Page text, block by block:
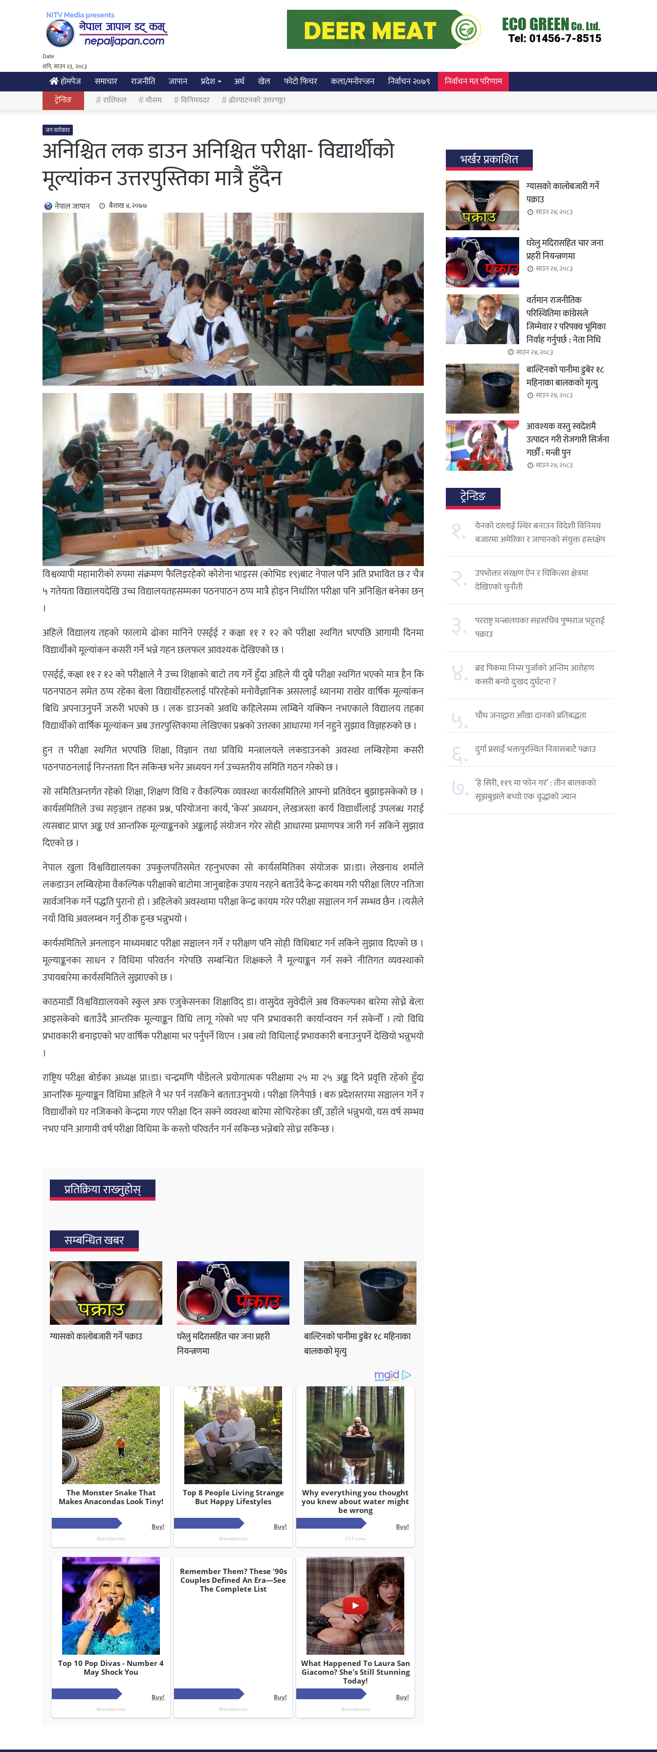
Date
शनि, साउन २३, २०८३
होमपेज समाचार राजनीति जापान प्रदेश अर्थ खेल फोटो फिचर कला/मनोरन्जन निर्वाचन २०७९ निर्वाचन मत परिणाम
ट्रेन्डिङ राशिफल मौसम विनिमयदर ढोरपाटनको उत्तरगङ्गा
जन सरोकार
अनिश्चित लक डाउन अनिश्चित परीक्षा- विद्यार्थीको
मूल्यांकन उत्तरपुस्तिका मात्रै हुँदैन
नेपाल जापान बैशाख ४, २०७७
विश्वव्यापी महामारीको रुपमा संक्रमण फैलिइरहेको कोरोना भाइरस (कोभिड १९)बाट नेपाल पनि अति प्रभावित छ र चैत्र
५ गतेयता विद्यालयदेखि उच्च विद्यालयतहसम्मका पठनपाठन ठप्प मात्रै होइन निर्धारित परीक्षा पनि अनिश्चित बनेका छन्
।
अहिले विद्यालय तहको फालामे ढोका मानिने एसईई र कक्षा ११ र १२ को परीक्षा स्थगित भएपछि आगामी दिनमा
विद्यार्थीको मूल्यांकन कसरी गर्ने भन्ने गहन छलफल आवश्यक देखिएको छ ।
एसईई, कक्षा ११ र १२ को परीक्षाले नै उच्च शिक्षाको बाटो तय गर्ने हुँदा अहिले यी दुबै परीक्षा स्थगित भएको मात्र हैन कि
पठनपाठन समेत ठप्प रहेका बेला विद्यार्थीहरुलाई परिरहेको मनोवैज्ञानिक असरलाई ध्यानमा राखेर वार्षिक मूल्यांकन
बिधि अपनाउनुपर्ने जरुरी भएको छ । लक डाउनको अवधि कहिलेसम्म लम्बिने यक्किन नभएकाले विद्यालय तहका
विद्यार्थीको वार्षिक मूल्यांकन अब उत्तरपुस्तिकामा लेखिएका प्रश्नको उत्तरका आधारमा गर्न नहुने सुझाव विज्ञहरुको छ ।
हुन त परीक्षा स्थगित भएपछि शिक्षा, विज्ञान तथा प्रविधि मन्त्रालयले लकडाउनको अवस्था लम्बिरहेमा कसरी
पठनपाठनलाई निरन्तरता दिन सकिन्छ भनेर अध्ययन गर्न उच्चस्तरीय समिति गठन गरेको छ ।
सो समितिअन्तर्गत रहेको शिक्षा, शिक्षण विधि र वैकल्पिक व्यवस्था कार्यसमितिले आफ्नो प्रतिवेदन बुझाइसकेको छ ।
कार्यसमितिले उच्च सङ्ज्ञान तहका प्रश्न, परियोजना कार्य, ‘केस’ अध्ययन, लेखजस्ता कार्य विद्यार्थीलाई उपलब्ध गराई
त्यसबाट प्राप्त अङ्क एवं आन्तरिक मूल्याङ्कनको अङ्कलाई संयोजन गरेर सोही आधारमा प्रमाणपत्र जारी गर्न सकिने सुझाव
दिएको छ ।
नेपाल खुला विश्वविद्यालयका उपकुलपतिसमेत रहनुभएका सो कार्यसमितिका संयोजक प्रा।डा। लेखनाथ शर्माले
लकडाउन लम्बिरहेमा वैकल्पिक परीक्षाको बाटोमा जानुबाहेक उपाय नरहने बताउँदै केन्द्र कायम गरी परीक्षा लिएर नतिजा
सार्वजनिक गर्ने पद्धति पुरानो हो । अहिलेको अवस्थामा परीक्षा केन्द्र कायम गरेर परीक्षा सञ्चालन गर्न सम्भव छैन । त्यसैले
नयाँ विधि अवलम्बन गर्नु ठीक हुन्छ भन्नुभयो ।
कार्यसमितिले अनलाइन माध्यमबाट परीक्षा सञ्चालन गर्ने र परीक्षण पनि सोही विधिबाट गर्न सकिने सुझाव दिएको छ ।
मूल्याङ्कनका साधन र विधिमा परिवर्तन गरेपछि सम्बन्धित शिक्षकले नै मूल्याङ्कन गर्न सक्ने नीतिगत व्यवस्थाको
उपायबारेमा कार्यसमितिले सुझाएको छ ।
काठमाडौँ विश्वविद्यालयको स्कुल अफ एजुकेसनका शिक्षाविद् डा। वासुदेव सुवेदीले अब विकल्पका बारेमा सोच्ने बेला
आइसकेको बताउँदै आन्तरिक मूल्याङ्कन विधि लागू गरेको भए पनि प्रभावकारी कार्यान्वयन गर्न सकेनौँ । त्यो विधि
प्रभावकारी बनाइएको भए वार्षिक परीक्षामा भर पर्नुपर्ने थिएन । अब त्यो विधिलाई प्रभावकारी बनाउनुपर्ने देखियो भन्नुभयो
।
राष्ट्रिय परीक्षा बोर्डका अध्यक्ष प्रा।डा। चन्द्रमणि पौडेलले प्रयोगात्मक परीक्षामा २५ मा २५ अङ्क दिने प्रवृत्ति रहेको हुँदा
आन्तरिक मूल्याङ्कन विधिमा अहिले नै भर पर्न नसकिने बतताउनुभयो । परीक्षा लिनैपर्छ । बरु प्रदेशस्तरमा सञ्चालन गर्ने र
विद्यार्थीको घर नजिकको केन्द्रमा गएर परीक्षा दिन सक्ने व्यवस्था बारेमा सोचिरहेका छौँ, उहाँले भन्नुभयो, यस वर्ष सम्भव
नभए पनि आगामी वर्ष परीक्षा विधिमा के कस्तो परिवर्तन गर्न सकिन्छ भन्नेबारे सोच्न सकिन्छ ।
प्रतिक्रिया राख्‍नुहोस्
सम्बन्धित खबर
ग्यासको कालोबजारी गर्ने पक्राउ
घरेलु मदिरासहित चार जना प्रहरी
नियन्त्रणमा
बाल्टिनको पानीमा डुबेर १८ महिनाका
बालकको मृत्यु
भर्खर प्रकाशित
ग्यासको कालोबजारी गर्ने
पक्राउ
साउन २४, २०८३
घरेलु मदिरासहित चार जना
प्रहरी नियन्त्रणमा
साउन २४, २०८३
वर्तमान राजनीतिक
परिस्थितिमा कांग्रेसले
जिम्मेवार र परिपक्व भूमिका
निर्वाह गर्नुपर्छ : नेता निधि
साउन २४, २०८३
बाल्टिनको पानीमा डुबेर १८
महिनाका बालकको मृत्यु
साउन २४, २०८३
आवश्यक वस्तु स्वदेशमै
उत्पादन गरी रोजगारी सिर्जना
गर्छौँ : मन्त्री पुन
साउन २४, २०८३
ट्रेन्डिङ
१.
येनको दरलाई स्थिर बनाउन विदेशी विनिमय
बजारमा अमेरिका र जापानको संयुक्त हस्तक्षेप
२.
उपभोक्ता संरक्षण ऐन र चिकित्सा क्षेत्रमा
देखिएको चुनौती
३.
परराष्ट्र मन्त्रालयका सहसचिव पुष्पराज भट्टराई
पक्राउ
४. ब्रड पिकमा निम्स पुर्जाको अन्तिम आरोहण
कसरी बन्यो दुःखद दुर्घटना ?
५. चौध जनाद्वारा आँखा दानको प्रतिबद्धता
६. दुर्गा प्रसाईं भक्तपुरस्थित निवासबाटै पक्राउ
७. ‘हे सिरी, ११९ मा फोन गर’ : तीन बालकको
सूझबुझले बच्यो एक वृद्धाको ज्यान